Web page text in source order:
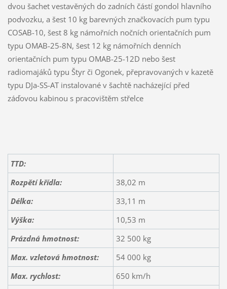
dvou šachet vestavěných do zadních částí gondol hlavního
podvozku, a šest 10 kg barevných značkovacích pum typu
COSAB-10, šest 8 kg námořních nočních orientačních pum
typu OMAB-25-8N, šest 12 kg námořních denních
orientačních pum typu OMAB-25-12D nebo šest
radiomajáků typu Štyr či Ogonek, přepravovaných v kazetě
typu DJa-SS-AT instalované v šachtě nacházející před
záďovou kabinou s pracovištěm střelce
TTD:
Rozpětí křídla:
38,02 m
Délka:
33,11 m
Výška:
10,53 m
Prázdná hmotnost:
32 500 kg
Max. vzletová hmotnost:
54 000 kg
Max. rychlost:
650 km/h